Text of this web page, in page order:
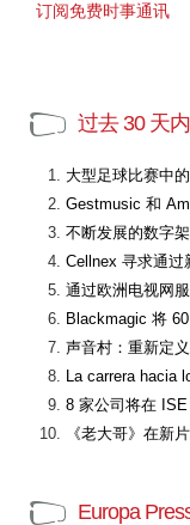
订阅免费时事通讯
过去 30 天
大型足球比赛中
Gestmusic 和
不断发展的数字
Cellnex 寻求通过
通过欧洲电视网
Blackmagic 将
声音村：重新定
La carrera hacia
8 家公司将在 ISE
《老大哥》在新
Europa